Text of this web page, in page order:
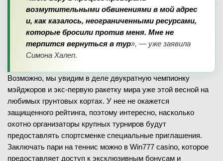
возмутительными обвинениями в мой адрес
и, как казалось, неограниченными ресурсами,
которые бросили против меня. Мне не
терпится вернуться в тур», — уже заявила
Симона Халеп.
Возможно, мы увидим в деле двукратную чемпионку
мэйджоров и экс-первую ракетку мира уже этой весной на
любимых грунтовых кортах. У нее не окажется
защищенного рейтинга, поэтому интересно, насколько
охотно организаторы крупных турниров будут
предоставлять спортсменке специальные приглашения.
Заключать пари на теннис можно в Win777 casino, которое
предоставляет доступ к эксклюзивным бонусам и